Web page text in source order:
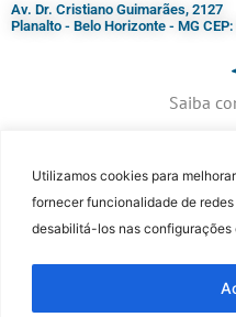
Utilizamos cookies para
fornecer funcionalidade de
desabilitá-los nas configurações
Av. Dr. Cristiano Guimarães, 2127
Planalto - Belo Horizonte - MG
Saiba
+ 55